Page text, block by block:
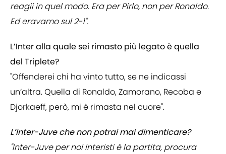
reagii in quel modo. Era per Pirlo, non per Ronaldo.
Ed eravamo sul 2-1".
L’Inter alla quale sei rimasto più legato è quella
del Triplete?
"Offenderei chi ha vinto tutto, se ne indicassi
un’altra. Quella di Ronaldo, Zamorano, Recoba e
Djorkaeff, però, mi è rimasta nel cuore".
L’Inter-Juve che non potrai mai dimenticare?
"Inter-Juve per noi interisti è la partita, procura